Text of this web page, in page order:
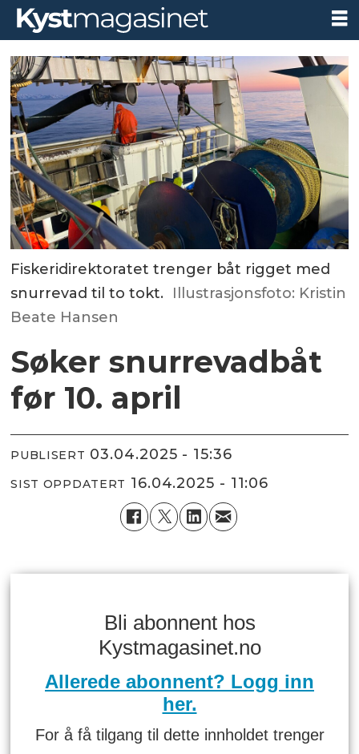
Fiskeridirektoratet trenger båt rigget med
snurrevad til to tokt. Illustrasjonsfoto: Kristin
Beate Hansen
Søker snurrevadbåt
før 10. april
PUBLISERT 03.04.2025 - 15:36
SIST OPPDATERT 16.04.2025 - 11:06
Bli abonnent hos
Kystmagasinet.no
Allerede abonnent? Logg inn
her.
For å få tilgang til dette innholdet trenger